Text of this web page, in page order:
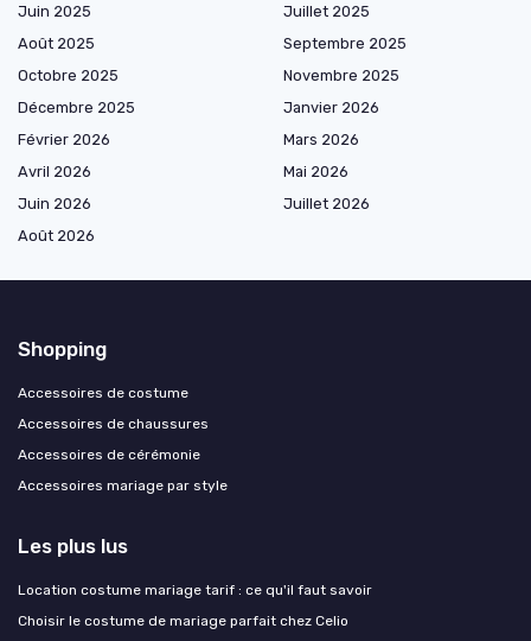
Juin 2025
Juillet 2025
Août 2025
Septembre 2025
Octobre 2025
Novembre 2025
Décembre 2025
Janvier 2026
Février 2026
Mars 2026
Avril 2026
Mai 2026
Juin 2026
Juillet 2026
Août 2026
Shopping
Accessoires de costume
Accessoires de chaussures
Accessoires de cérémonie
Accessoires mariage par style
Les plus lus
Location costume mariage tarif : ce qu'il faut savoir
Choisir le costume de mariage parfait chez Celio